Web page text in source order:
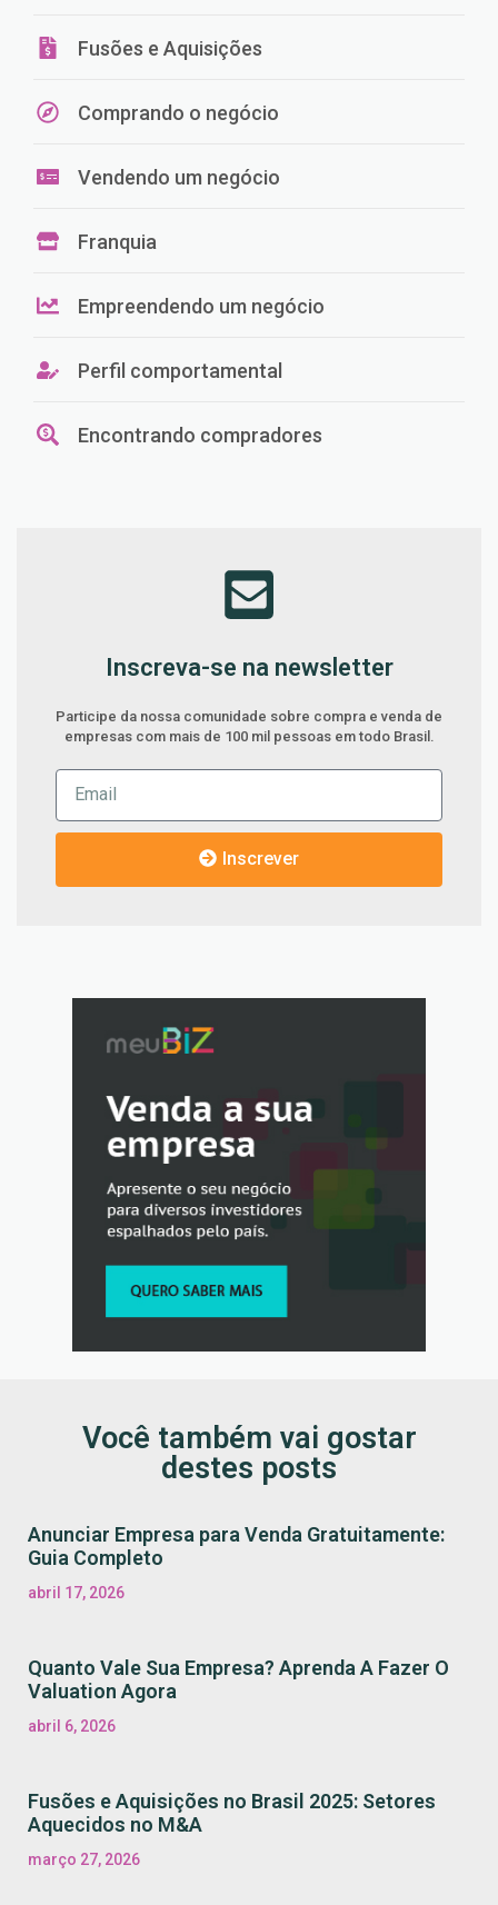
Fusões e Aquisições
Comprando o negócio
Vendendo um negócio
Franquia
Empreendendo um negócio
Perfil comportamental
Encontrando compradores
Inscreva-se na newsletter
Participe da nossa comunidade sobre compra e venda de
empresas com mais de 100 mil pessoas em todo Brasil.
Inscrever
Você também vai gostar
destes posts
Anunciar Empresa para Venda Gratuitamente:
Guia Completo
abril 17, 2026
Quanto Vale Sua Empresa? Aprenda A Fazer O
Valuation Agora
abril 6, 2026
Fusões e Aquisições no Brasil 2025: Setores
Aquecidos no M&A
março 27, 2026